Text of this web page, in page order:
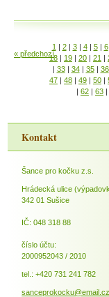
« předchozí
1 | 2 | 3 | 4 | 5 | 6
18 | 19 | 20 | 21 |
| 33 | 34 | 35 | 36
47 | 48 | 49 | 50 |
| 62 | 63 |
Kontakt
Šance pro kočku z.s.
Hrádecká ulice
342 01 Sušice
IČ: 048 318 88
číslo účtu:
2000952043 / 2010
tel.: +420 731 241 782
sanceprokocku@email.cz